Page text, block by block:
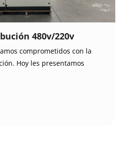
480v/220v
comprometidos con la
Hoy les presentamos